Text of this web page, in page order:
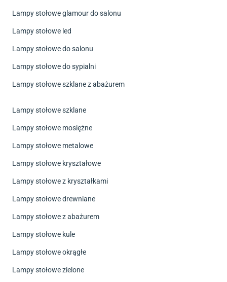
Lampy stołowe glamour do salonu
Lampy stołowe led
Lampy stołowe do salonu
Lampy stołowe do sypialni
Lampy stołowe szklane z abażurem
Lampy stołowe szklane
Lampy stołowe mosiężne
Lampy stołowe metalowe
Lampy stołowe kryształowe
Lampy stołowe z kryształkami
Lampy stołowe drewniane
Lampy stołowe z abażurem
Lampy stołowe kule
Lampy stołowe okrągłe
Lampy stołowe zielone